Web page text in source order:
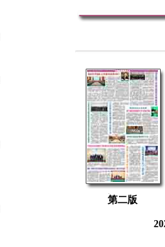
第二版